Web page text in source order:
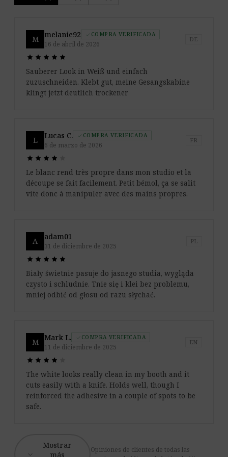
M melanie92 check COMPRA VERIFICADA
16 de abril de 2026
DE
star star star star star
star star star star star
Sauberer Look in Weiß und einfach
zuzuschneiden. Klebt gut, meine Gesangskabine
klingt jetzt deutlich trockener
L Lucas C. check COMPRA VERIFICADA
6 de marzo de 2026
FR
star star star star
star star star star
Le blanc rend très propre dans mon studio et la
découpe se fait facilement. Petit bémol, ça se salit
vite donc à manipuler avec des mains propres.
A adam01
31 de diciembre de 2025
PL
star star star star star
star star star star star
Biały świetnie pasuje do jasnego studia, wygląda
czysto i schludnie. Tnie się i klei bez problemu,
mniej odbić od głosu od razu słychać.
M Mark L. check COMPRA VERIFICADA
11 de diciembre de 2025
EN
star star star star
star star star star
The white looks really clean in my booth and it
cuts easily with a knife. Holds well, though I
reinforced the adhesive in a couple of spots to be
safe.
expand_more
Mostrar
más
Opiniones de clientes de todas las